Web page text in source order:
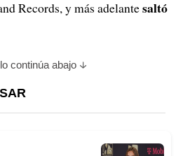
Records, y más adelantesaltó
continúa abajo